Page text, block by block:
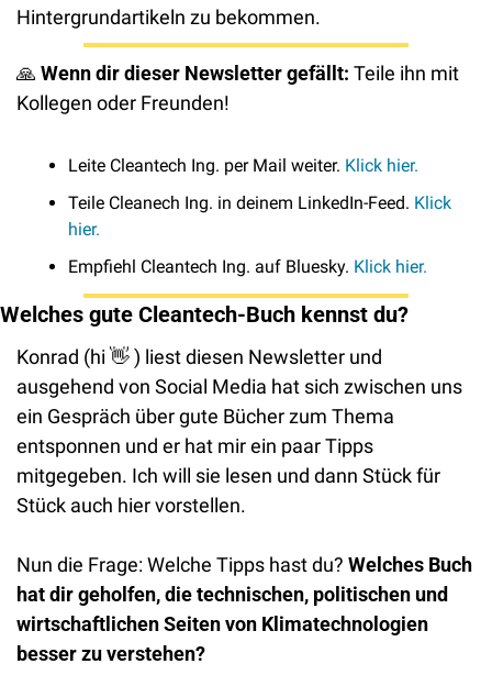
Hintergrundartikeln zu bekommen.
🙏 Wenn dir dieser Newsletter gefällt: Teile ihn mit
Kollegen oder Freunden!
Leite Cleantech Ing. per Mail weiter. Klick hier.
Teile Cleanech Ing. in deinem LinkedIn-Feed. Klick
hier.
Empfiehl Cleantech Ing. auf Bluesky. Klick hier.
Welches gute Cleantech-Buch kennst du?
Konrad (hi 👋 ) liest diesen Newsletter und
ausgehend von Social Media hat sich zwischen uns
ein Gespräch über gute Bücher zum Thema
entsponnen und er hat mir ein paar Tipps
mitgegeben. Ich will sie lesen und dann Stück für
Stück auch hier vorstellen.
Nun die Frage: Welche Tipps hast du? Welches Buch
hat dir geholfen, die technischen, politischen und
wirtschaftlichen Seiten von Klimatechnologien
besser zu verstehen?